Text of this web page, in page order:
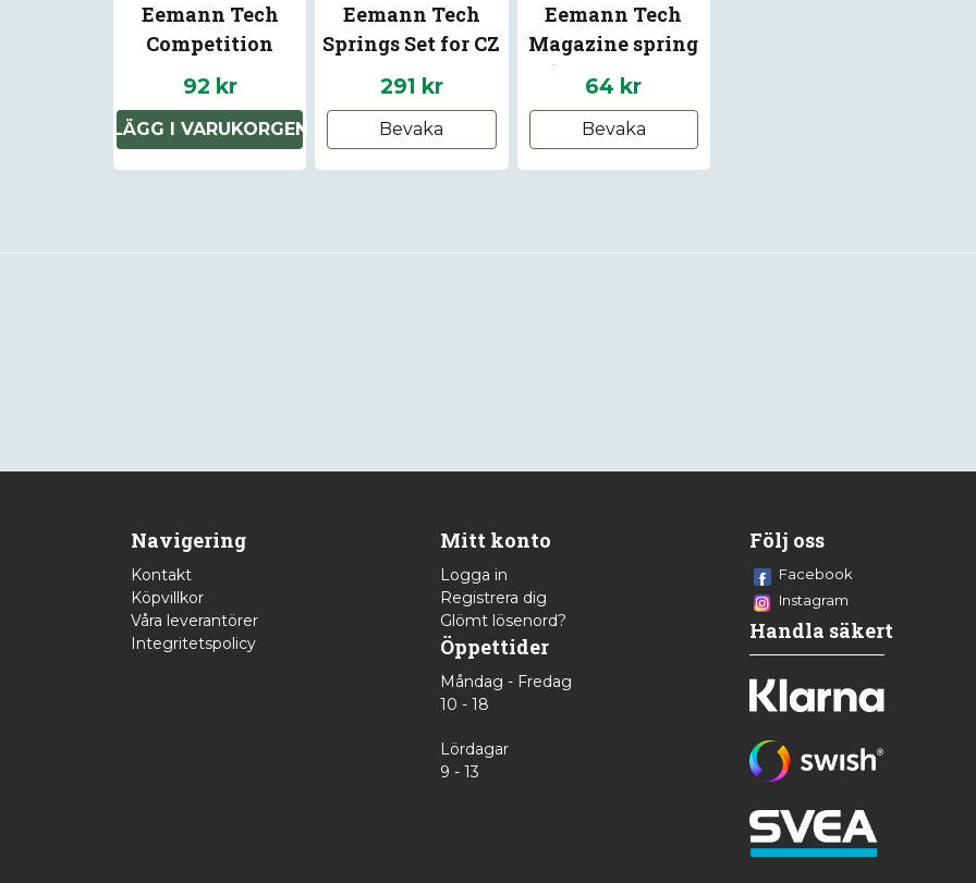
Eemann Tech
Competition
Trigger Spring for
92 kr
LÄGG I VARUKORGEN
Eemann Tech
Springs Set for CZ
P-10
291 kr
Bevaka
Eemann Tech
Magazine spring
(MEC-GAR 19
SP-01 Shadow, CZ
64 kr
Bevaka
Navigering
Kontakt
Köpvillkor
Våra leverantörer
Integritetspolicy
Mitt konto
Logga in
Registrera dig
Glömt lösenord?
Öppettider
Måndag - Fredag
10 - 18
Lördagar
9 - 13
Följ oss
Facebook
Instagram
Handla säkert